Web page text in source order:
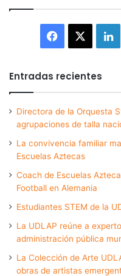
Facebook
Entradas recientes
Directora de la Orquesta
agrupaciones de talla
La convivencia familiar
Escuelas Aztecas
Coach de Escuelas
Football en Alemania
Estudiantes STEM de la
La UDLAP reúne a
administración pública
La Colección de Arte
obras de artistas